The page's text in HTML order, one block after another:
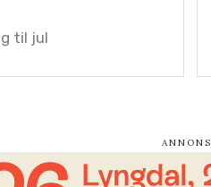
til jul